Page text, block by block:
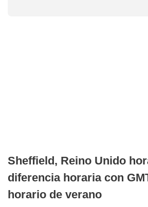
Sheffield, Reino Unido
diferencia horaria con
horario de verano